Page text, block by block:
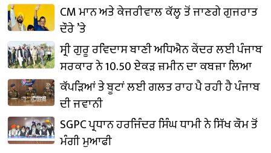
CM ਮਾਨ ਅਤੇ ਕੇਜਰੀਵਾਲ ਕੱਲ੍ਹ ਤੋਂ ਜਾਣਗੇ ਗੁਜਰਾਤ
ਦੌਰੇ ’ਤੇ
ਸ੍ਰੀ ਗੁਰੂ ਰਵਿਦਾਸ ਬਾਣੀ ਅਧਿਐਨ ਕੇਂਦਰ ਲਈ ਪੰਜਾਬ
ਸਰਕਾਰ ਨੇ 10.50 ਏਕੜ ਜ਼ਮੀਨ ਦਾ ਕਬਜ਼ਾ ਲਿਆ
ਕੱਪੜਿਆਂ ਤੇ ਬੂਟਾਂ ਲਈ ਗਲਤ ਰਾਹ ਪੈ ਰਹੀ ਹੈ ਪੰਜਾਬ
ਦੀ ਜਵਾਨੀ
SGPC ਪ੍ਰਧਾਨ ਹਰਜਿੰਦਰ ਸਿੰਘ ਧਾਮੀ ਨੇ ਸਿੱਖ ਕੌਮ ਤੋਂ
ਮੰਗੀ ਮੁਆਫੀ